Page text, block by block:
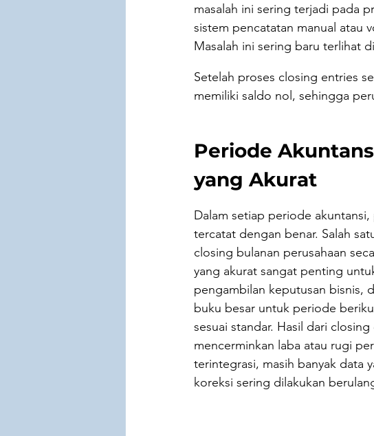
masalah ini sering terjadi pada
sistem pencatatan manual atau
Masalah ini sering baru terlihat
Setelah proses closing entries
memiliki saldo nol, sehingga
Periode
yang Akurat
Dalam setiap periode
tercatat dengan benar. Salah
closing bulanan perusahaan
yang akurat sangat penting
pengambilan keputusan bisnis,
buku besar untuk periode
sesuai standar. Hasil dari
mencerminkan laba atau rugi
terintegrasi, masih banyak data
koreksi sering dilakukan